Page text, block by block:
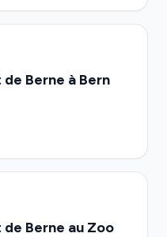
Berne à Bern
Berne au Zoo